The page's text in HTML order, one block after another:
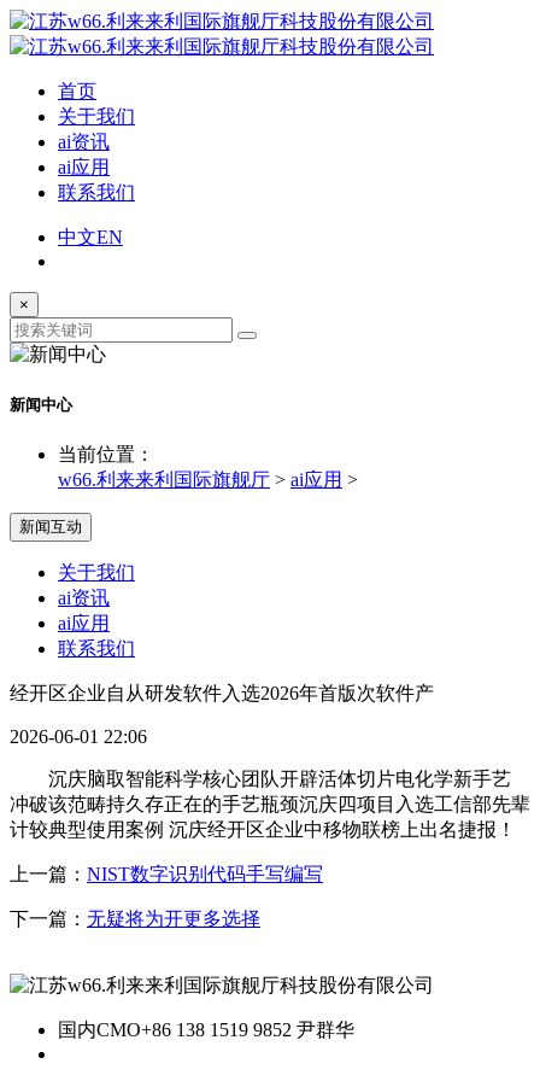
首页
关于我们
ai资讯
ai应用
联系我们
中文EN
×
新闻中心
当前位置：
w66.利来来利国际旗舰厅 > ai应用 >
新闻互动
关于我们
ai资讯
ai应用
联系我们
经开区企业自从研发软件入选2026年首版次软件产
2026-06-01 22:06
沉庆脑取智能科学核心团队开辟活体切片电化学新手艺
冲破该范畴持久存正在的手艺瓶颈沉庆四项目入选工信部先辈
计较典型使用案例 沉庆经开区企业中移物联榜上出名捷报！
上一篇： NIST数字识别代码手写编写
下一篇： 无疑将为开更多选择
国内CMO+86 138 1519 9852 尹群华